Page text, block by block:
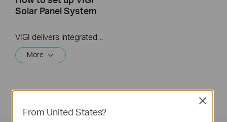
Solar Panel System
More
From United States?
Close